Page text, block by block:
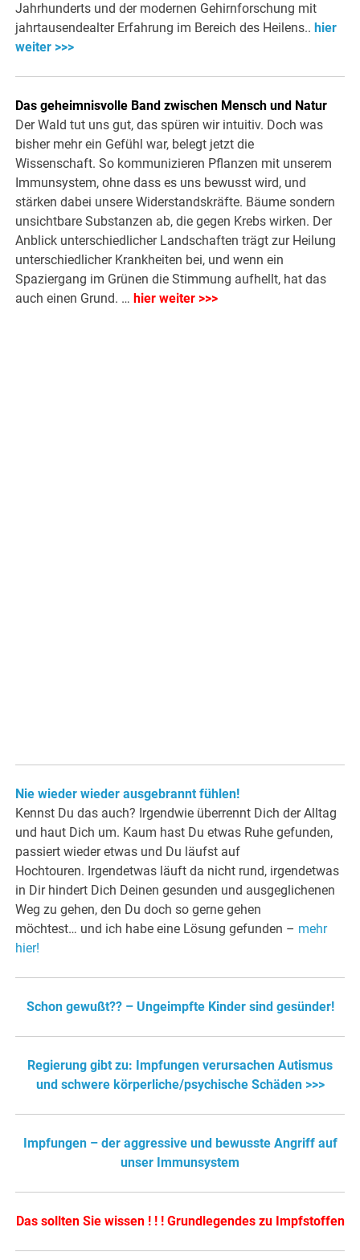
Jahrhunderts und der modernen Gehirnforschung mit
jahrtausendealter Erfahrung im Bereich des Heilens.. hier
weiter >>>
Das geheimnisvolle Band zwischen Mensch und Natur
Der Wald tut uns gut, das spüren wir intuitiv. Doch was
bisher mehr ein Gefühl war, belegt jetzt die
Wissenschaft. So kommunizieren Pflanzen mit unserem
Immunsystem, ohne dass es uns bewusst wird, und
stärken dabei unsere Widerstandskräfte. Bäume sondern
unsichtbare Substanzen ab, die gegen Krebs wirken. Der
Anblick unterschiedlicher Landschaften trägt zur Heilung
unterschiedlicher Krankheiten bei, und wenn ein
Spaziergang im Grünen die Stimmung aufhellt, hat das
auch einen Grund. … hier weiter >>>
Nie wieder wieder ausgebrannt fühlen!
Kennst Du das auch? Irgendwie überrennt Dich der Alltag
und haut Dich um. Kaum hast Du etwas Ruhe gefunden,
passiert wieder etwas und Du läufst auf
Hochtouren. Irgendetwas läuft da nicht rund, irgendetwas
in Dir hindert Dich Deinen gesunden und ausgeglichenen
Weg zu gehen, den Du doch so gerne gehen
möchtest… und ich habe eine Lösung gefunden – mehr
hier!
Schon gewußt?? – Ungeimpfte Kinder sind gesünder!
Regierung gibt zu: Impfungen verursachen Autismus
und schwere körperliche/psychische Schäden >>>
Impfungen – der aggressive und bewusste Angriff auf
unser Immunsystem
Das sollten Sie wissen ! ! ! Grundlegendes zu Impfstoffen